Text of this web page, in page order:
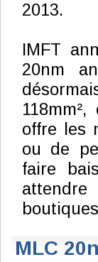
2013.
IMFT
20nm
offre les
ou de
faire
MLC